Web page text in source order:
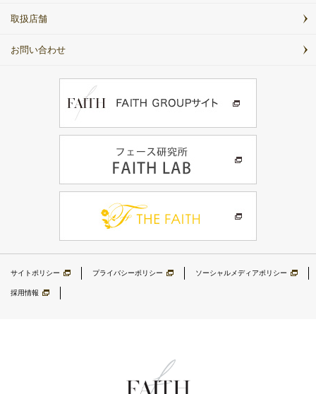
取扱店舗
お問い合わせ
サイトポリシー プライバシーポリシー ソーシャルメディアポリシー
採用情報